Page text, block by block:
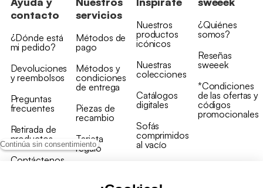
Continúa sin consentimiento
contacto
¿Dónde está
mi pedido?
Devoluciones
y reembolsos
Preguntas
frecuentes
Retirada de
productos
Contáctenos
servicios
Métodos de
pago
Métodos y
condiciones
de entrega
Piezas de
recambio
Tarjeta
regalo
Nuestros
productos
icónicos
Nuestras
colecciones
Catálogos
digitales
Sofás
comprimidos
al vacío
¿Quiénes
somos?
Reseñas
sweeek
*Condiciones
de las ofertas y
códigos
promocionales